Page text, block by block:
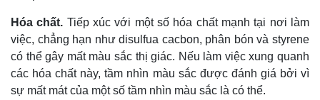
Hóa chất. Tiếp xúc với một số hóa chất mạnh tại nơi làm
việc, chẳng hạn như disulfua cacbon, phân bón và styrene
có thể gây mất màu sắc thị giác. Nếu làm việc xung quanh
các hóa chất này, tầm nhìn màu sắc được đánh giá bởi vì
sự mất mát của một số tầm nhìn màu sắc là có thể.